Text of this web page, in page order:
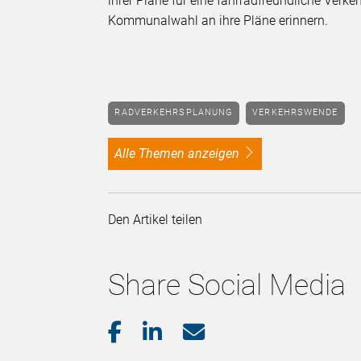
Kommunalwahl an ihre Pläne erinnern.
RADVERKEHRSPLANUNG VERKEHRSWENDE
alle Themen anzeigen
Den Artikel teilen
Share Social Media